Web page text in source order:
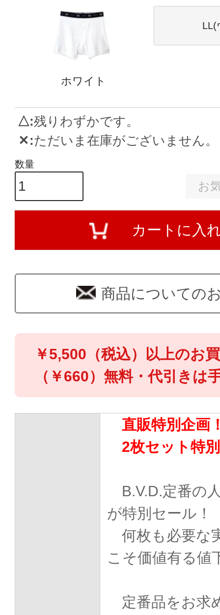
ホワイト
LL(
△ 残りわずかです。
✕ ただいま在庫がございません。
お
カートに入
商品についての
￥5,500（税込）以上のお
（￥660）無料・代引きは
直販特別企画
2枚セット特
B.V.D.定番の
が特別セール！
何枚も必要な
こそ価値有る値
定番品をお求